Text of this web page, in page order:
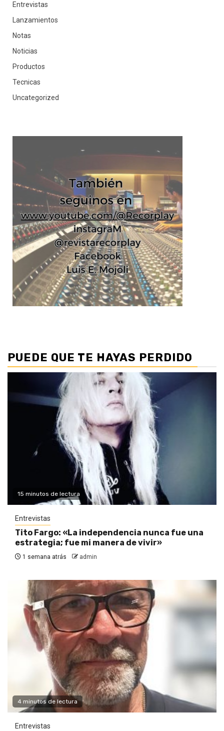
Entrevistas
Lanzamientos
Notas
Noticias
Productos
Tecnicas
Uncategorized
PUEDE QUE TE HAYAS PERDIDO
15 minutos de lectura
Entrevistas
Tito Fargo: «La independencia nunca fue una
estrategia; fue mi manera de vivir»
1 semana atrás admin
4 minutos de lectura
Entrevistas